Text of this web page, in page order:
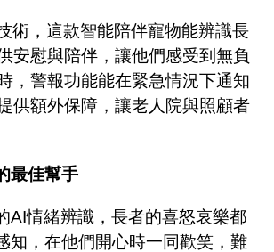
術，這款智能陪伴寵物能辨識長
安慰與陪伴，讓他們感受到無負
，警報功能能在緊急情況下通知
供額外保障，讓老人院與照顧者
最佳幫手
AI情緒辨識，長者的喜怒哀樂都
知，在他們開心時一同歡笑，難